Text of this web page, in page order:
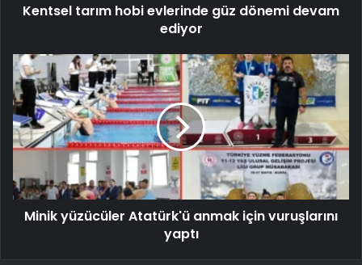
Kentsel tarım hobi evlerinde güz dönemi devam
ediyor
Minik yüzücüler Atatürk'ü anmak için vuruşlarını
yaptı